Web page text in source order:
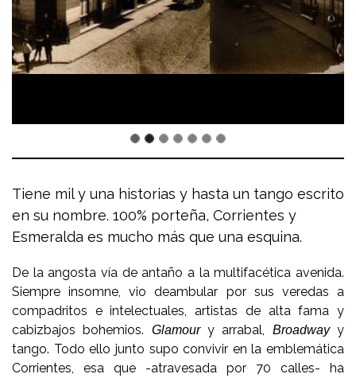
Tiene mil y una historias y hasta un tango escrito
en su nombre. 100% porteña, Corrientes y
Esmeralda es mucho más que una esquina.
De la angosta vía de antaño a la multifacética avenida.
Siempre insomne, vio deambular por sus veredas a
compadritos e intelectuales, artistas de alta fama y
cabizbajos bohemios. Glamoury arrabal, Broadwayy
tango. Todo ello junto supo convivir en la emblemática
Corrientes, esa que -atravesada por 70 calles- ha